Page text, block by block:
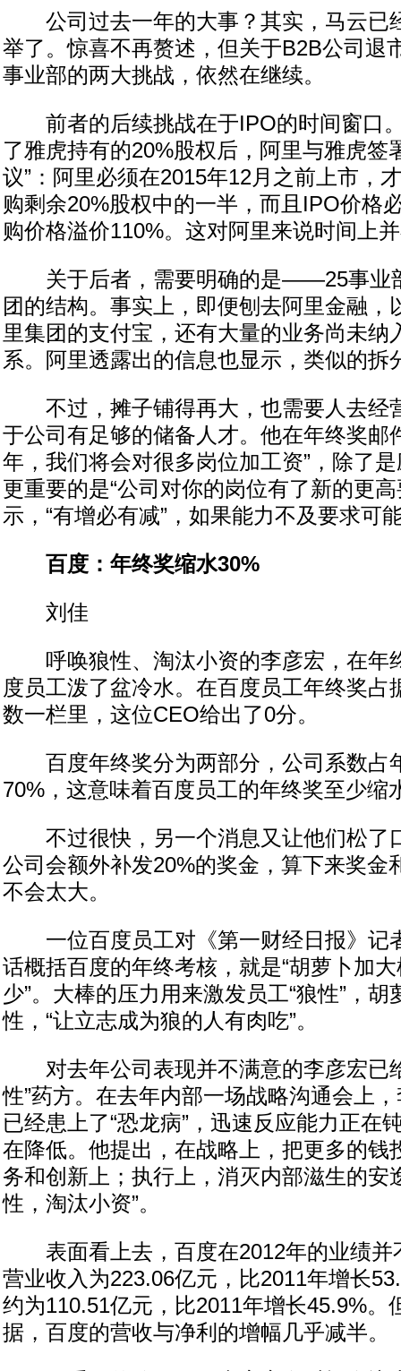
公司过去一年的大事？其实，马云已
举了。惊喜不再赘述，但关于B2B公司退
事业部的两大挑战，依然在继续。
前者的后续挑战在于IPO的时间窗口
了雅虎持有的20%股权后，阿里与雅虎签
议”：阿里必须在2015年12月之前上市，
购剩余20%股权中的一半，而且IPO价格
购价格溢价110%。这对阿里来说时间上
关于后者，需要明确的是——25事业
团的结构。事实上，即便刨去阿里金融，
里集团的支付宝，还有大量的业务尚未纳
系。阿里透露出的信息也显示，类似的拆
不过，摊子铺得再大，也需要人去经
于公司有足够的储备人才。他在年终奖邮
年，我们将会对很多岗位加工资”，除了
更重要的是“公司对你的岗位有了新的更
示，“有增必有减”，如果能力不及要求可
百度：年终奖缩水30%
刘佳
呼唤狼性、淘汰小资的李彦宏，在年
度员工泼了盆冷水。在百度员工年终奖占
数一栏里，这位CEO给出了0分。
百度年终奖分为两部分，公司系数占
70%，这意味着百度员工的年终奖至少缩
不过很快，另一个消息又让他们松了
公司会额外补发20%的奖金，算下来奖金
不会太大。
一位百度员工对《第一财经日报》记
话概括百度的年终考核，就是“胡萝卜加
少”。大棒的压力用来激发员工“狼性”，
性，“让立志成为狼的人有肉吃”。
对去年公司表现并不满意的李彦宏已
性”药方。在去年内部一场战略沟通会上
已经患上了“恐龙病”，迅速反应能力正在
在降低。他提出，在战略上，把更多的钱
务和创新上；执行上，消灭内部滋生的安
性，淘汰小资”。
表面看上去，百度在2012年的业绩并
营业收入为223.06亿元，比2011年增长
约为110.51亿元，比2011年增长45.9%。
据，百度的营收与净利的增幅几乎减半。